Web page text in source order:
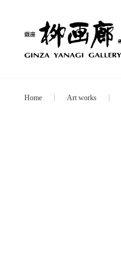
Home Art works